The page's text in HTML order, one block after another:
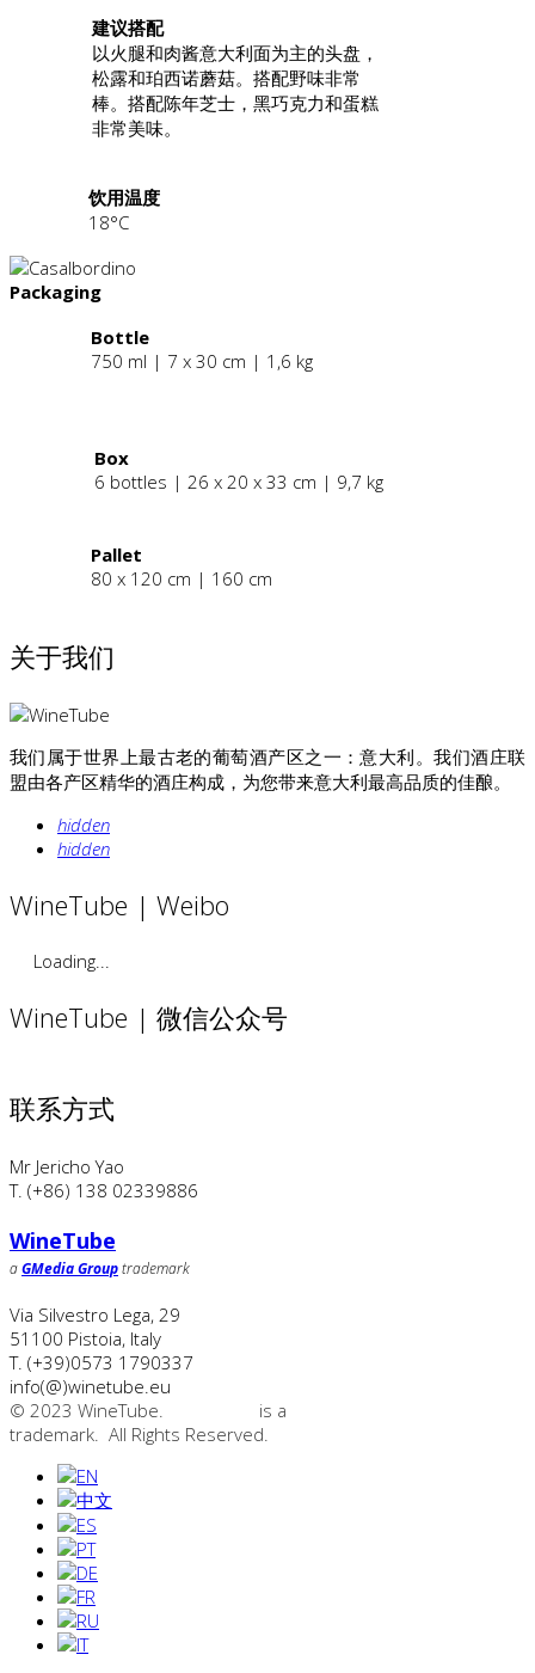
建议搭配
以火腿和肉酱意大利面为主的头盘，
松露和珀西诺蘑菇。搭配野味非常
棒。搭配陈年芝士，黑巧克力和蛋糕
非常美味。
饮用温度
18°C
Packaging
Bottle
750 ml | 7 x 30 cm | 1,6 kg
Box
6 bottles | 26 x 20 x 33 cm | 9,7 kg
Pallet
80 x 120 cm | 160 cm
关于我们
我们属于世界上最古老的葡萄酒产区之一：意大利。我们酒庄联
盟由各产区精华的酒庄构成，为您带来意大利最高品质的佳酿。
hidden
hidden
WineTube | Weibo
Loading...
WineTube | 微信公众号
联系方式
Mr Jericho Yao
T. (+86) 138 02339886
WineTube
aGMedia Grouptrademark
Via Silvestro Lega, 29
51100 Pistoia, Italy
T. (+39)0573 1790337
info(@)winetube.eu
© 2023 WineTube.
is a
trademark. All Rights Reserved.